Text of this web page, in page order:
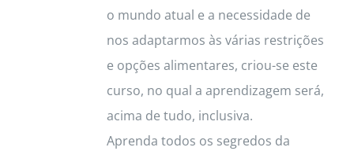
o mundo atual e a necessidade de
nos adaptarmos às várias restrições
e opções alimentares, criou-se este
curso, no qual a aprendizagem será,
acima de tudo, inclusiva.
Aprenda todos os segredos da